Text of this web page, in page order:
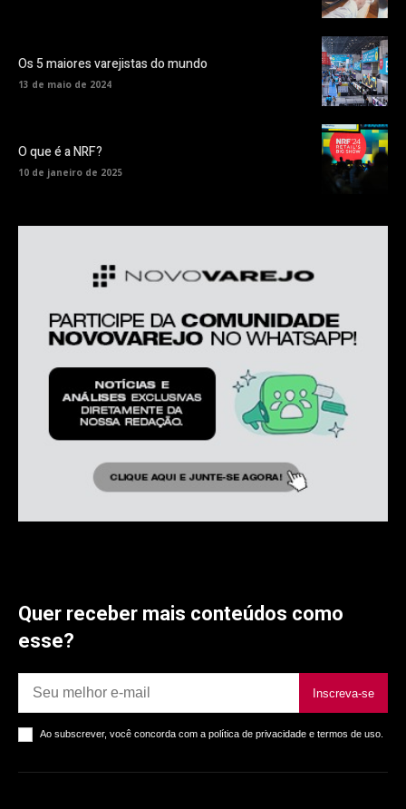
Os 5 maiores varejistas do mundo
13 de maio de 2024
O que é a NRF?
10 de janeiro de 2025
Quer receber mais conteúdos como
esse?
Inscreva-se
Ao subscrever, você concorda com a política de privacidade e termos de uso.